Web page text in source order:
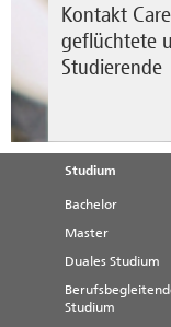
Kontakt
geflüchtete
Studierende
Studium
Bachelor
Master
Duales Studium
Studium